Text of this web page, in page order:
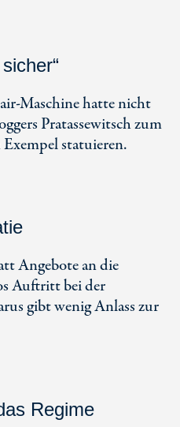
Maschine hatte nicht
Pratassewitsch zum
statuieren.
Angebote an die
Auftritt bei der
gibt wenig Anlass zur
Regime